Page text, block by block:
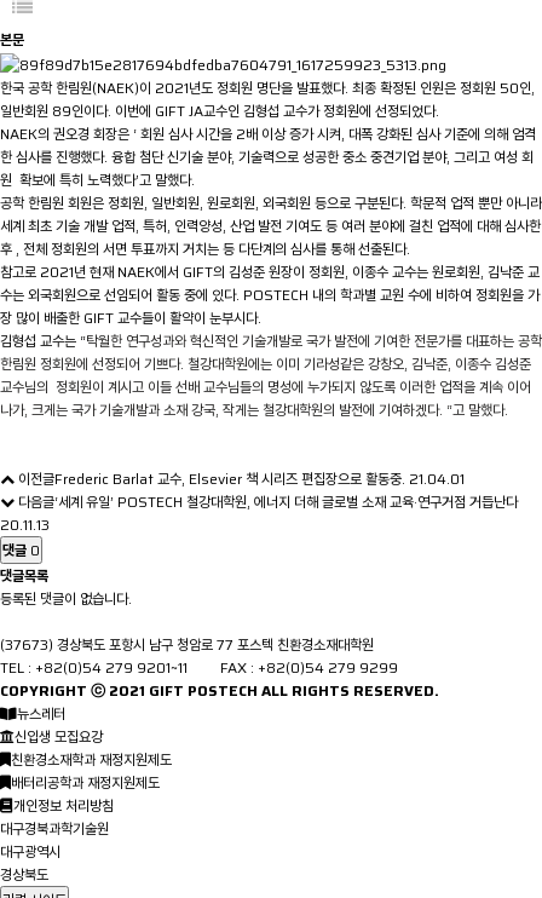
본문
한국 공학 한림원(NAEK)이 2021년도 정회원 명단을 발표했다. 최종 확정된 인원은 정회원 50인,
일반회원 89인이다. 이번에 GIFT JA교수인 김형섭 교수가 정회원에 선정되었다.
NAEK의 권오경 회장은 ‘회원 심사 시간을 2배 이상 증가 시켜, 대폭 강화된 심사 기준에 의해 엄격
한 심사를 진행했다. 융합 첨단 신기술 분야, 기술력으로 성공한 중소 중견기업 분야, 그리고 여성 회
원 확보에 특히 노력했다’고 말했다.
공학 한림원 회원은 정회원, 일반회원, 원로회원, 외국회원 등으로 구분된다. 학문적 업적 뿐만 아니라
세계 최초 기술 개발 업적, 특허, 인력양성, 산업 발전 기여도 등 여러 분야에 걸친 업적에 대해 심사한
후 , 전체 정회원의 서면 투표까지 거치는 등 다단계의 심사를 통해 선출된다.
참고로 2021년 현재 NAEK에서 GIFT의 김성준 원장이 정회원, 이종수 교수는 원로회원, 김낙준 교
수는 외국회원으로 선임되어 활동 중에 있다. POSTECH 내의 학과별 교원 수에 비하여 정회원을 가
장 많이 배출한 GIFT교수들이 활약이 눈부시다.
김형섭 교수는 “탁월한 연구성과와 혁신적인 기술개발로 국가 발전에 기여한 전문가를 대표하는 공학
한림원 정회원에 선정되어 기쁘다. 철강대학원에는 이미 기라성같은 강창오, 김낙준, 이종수 김성준
교수님의 정회원이 계시고 이들 선배 교수님들의 명성에 누가되지 않도록 이러한 업적을 계속 이어
나가, 크게는 국가 기술개발과 소재 강국, 작게는 철강대학원의 발전에 기여하겠다. “고 말했다.
이전글Frederic Barlat 교수, Elsevier 책 시리즈 편집장으로 활동중. 21.04.01
다음글‘세계 유일’ POSTECH 철강대학원, 에너지 더해 글로벌 소재 교육‧연구거점 거듭난다
20.11.13
댓글 0
댓글목록
등록된 댓글이 없습니다.
(37673) 경상북도 포항시 남구 청암로 77 포스텍 친환경소재대학원
TEL : +82(0)54 279 9201~11 FAX : +82(0)54 279 9299
COPYRIGHT ⓒ 2021 GIFT POSTECH ALL RIGHTS RESERVED.
뉴스레터
신입생 모집요강
친환경소재학과 재정지원제도
배터리공학과 재정지원제도
개인정보 처리방침
대구경북과학기술원
대구광역시
경상북도